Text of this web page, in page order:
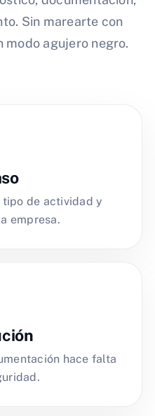
Sin marearte con
modo agujero negro.
tipo de actividad y
empresa.
hace falta